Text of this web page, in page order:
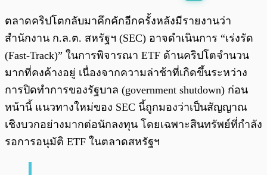
พร้อมเล่น /
ตลาดคริปโตกลับมาคึกคักอีกครั้งหลังมีรายงานว่า
สำนักงาน ก.ล.ต. สหรัฐฯ (SEC) อาจดำเนินการ “เร่งรัด
(Fast-Track)” ในการพิจารณา ETF ด้านคริปโตจำนวน
มากที่คงค้างอยู่ เนื่องจากความล่าช้าที่เกิดขึ้นระหว่าง
การปิดทำการของรัฐบาล (government shutdown) ก่อน
หน้านี้ แนวทางใหม่ของ SEC นี้ถูกมองว่าเป็นสัญญาณ
เชิงบวกอย่างมากต่อนักลงทุน โดยเฉพาะสินทรัพย์ที่กำลัง
รอการอนุมัติ ETF ในตลาดสหรัฐฯ